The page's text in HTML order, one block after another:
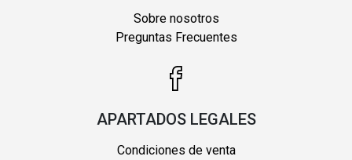
Sobre nosotros
Preguntas Frecuentes
APARTADOS LEGALES
Condiciones de venta